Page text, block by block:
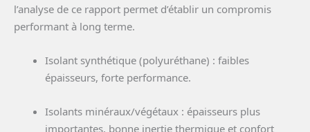
l’analyse de ce rapport permet d’établir un compromis
performant à long terme.
Isolant synthétique (polyuréthane) : faibles
épaisseurs, forte performance.
Isolants minéraux/végétaux : épaisseurs plus
importantes, bonne inertie thermique et confort